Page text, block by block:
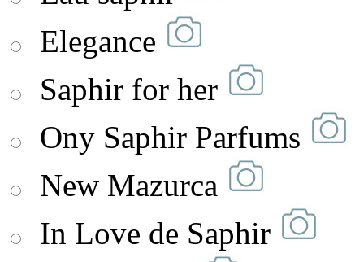
Elegance
Saphir for her
Ony Saphir Parfums
New Mazurca
In Love de Saphir